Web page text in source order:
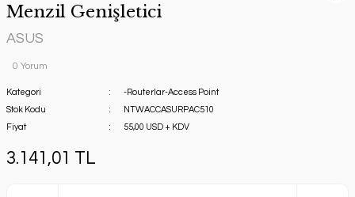
Menzil Genişletici
ASUS
0 Yorum
Kategori
-Routerlar-Access Point
Stok Kodu
NTWACCASURPAC510
Fiyat
55,00 USD + KDV
3.141,01 TL